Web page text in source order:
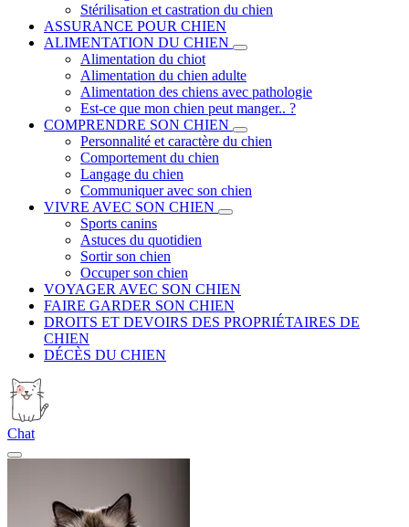
Stérilisation et castration du chien
ASSURANCE POUR CHIEN
ALIMENTATION DU CHIEN
Alimentation du chiot
Alimentation du chien adulte
Alimentation des chiens avec pathologie
Est-ce que mon chien peut manger.. ?
COMPRENDRE SON CHIEN
Personnalité et caractère du chien
Comportement du chien
Langage du chien
Communiquer avec son chien
VIVRE AVEC SON CHIEN
Sports canins
Astuces du quotidien
Sortir son chien
Occuper son chien
VOYAGER AVEC SON CHIEN
FAIRE GARDER SON CHIEN
DROITS ET DEVOIRS DES PROPRIÉTAIRES DE
CHIEN
DÉCÈS DU CHIEN
Chat